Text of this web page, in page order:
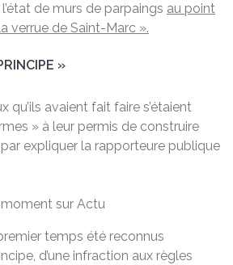
de murs de parpaings au point
verrue de Saint-Marc ».
»
qu’ils avaient fait faire s’étaient
» à leur permis de construire
expliquer la rapporteure publique
sur Actu
temps été reconnus
d’une infraction aux règles